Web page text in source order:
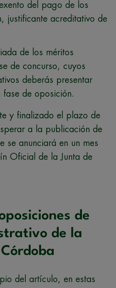
del pago de los
justificante acreditativo de
de los méritos
de concurso, cuyos
deberás presentar
fase de oposición.
y finalizado el plazo de
a la publicación de
se anunciará en un mes
Oficial de la Junta de
de
de la
del artículo, en estas